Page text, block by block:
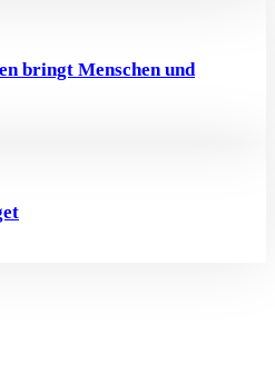
bringt Menschen und